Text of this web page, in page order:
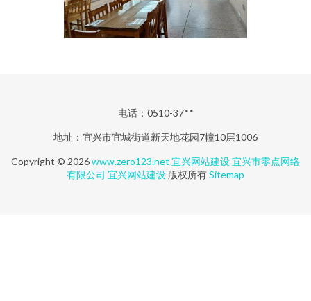
电话：0510-37**
地址：宜兴市宜城街道新天地花园7幢10层1006
Copyright © 2026www.zero123.net 宜兴网站建设宜兴市零点网络
有限公司 宜兴网站建设 版权所有Sitemap